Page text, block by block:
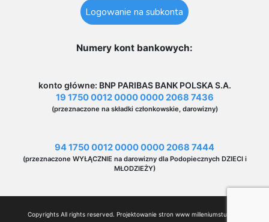
Logowanie na subkonta
Numery kont bankowych:
konto główne: BNP PARIBAS BANK POLSKA S.A.
19 1750 0012 0000 0000 2068 7436
(przeznaczone na składki członkowskie, darowizny)
94 1750 0012 0000 0000 2068 7444
(przeznaczone WYŁĄCZNIE na darowizny dla Podopiecznych DZIECI i
MŁODZIEŻY)
Copyrights All rights reserved. Projektowanie stron www milleniumstudio.pl